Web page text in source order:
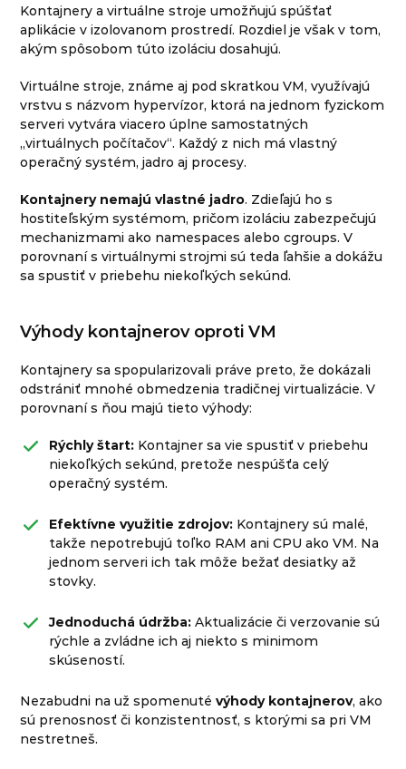
Kontajnery a virtuálne stroje umožňujú spúšťať
aplikácie v izolovanom prostredí. Rozdiel je však v tom,
akým spôsobom túto izoláciu dosahujú.
Virtuálne stroje, známe aj pod skratkou VM, využívajú
vrstvu s názvom hypervízor, ktorá na jednom fyzickom
serveri vytvára viacero úplne samostatných
„virtuálnych počítačov“. Každý z nich má vlastný
operačný systém, jadro aj procesy.
Kontajnery nemajú vlastné jadro. Zdieľajú ho s
hostiteľským systémom, pričom izoláciu zabezpečujú
mechanizmami ako namespaces alebo cgroups. V
porovnaní s virtuálnymi strojmi sú teda ľahšie a dokážu
sa spustiť v priebehu niekoľkých sekúnd.
Výhody kontajnerov oproti VM
Kontajnery sa spopularizovali práve preto, že dokázali
odstrániť mnohé obmedzenia tradičnej virtualizácie. V
porovnaní s ňou majú tieto výhody:
Rýchly štart: Kontajner sa vie spustiť v priebehu
niekoľkých sekúnd, pretože nespúšťa celý
operačný systém.
Efektívne využitie zdrojov: Kontajnery sú malé,
takže nepotrebujú toľko RAM ani CPU ako VM. Na
jednom serveri ich tak môže bežať desiatky až
stovky.
Jednoduchá údržba:Aktualizácie či verzovanie sú
rýchle a zvládne ich aj niekto s minimom
skúseností.
Nezabudni na už spomenutévýhody kontajnerov, ako
sú prenosnosť či konzistentnosť, s ktorými sa pri VM
nestretneš.